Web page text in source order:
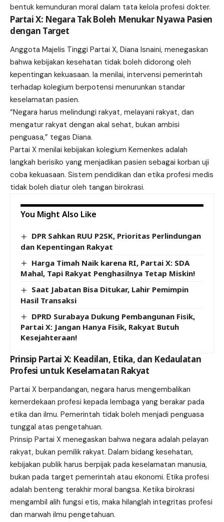
bentuk kemunduran moral dalam tata kelola profesi dokter.
Partai X: Negara Tak Boleh Menukar Nyawa Pasien
dengan Target
Anggota Majelis Tinggi Partai X, Diana Isnaini, menegaskan
bahwa kebijakan kesehatan tidak boleh didorong oleh
kepentingan kekuasaan. Ia menilai, intervensi pemerintah
terhadap kolegium berpotensi menurunkan standar
keselamatan pasien.
“Negara harus melindungi rakyat, melayani rakyat, dan
mengatur rakyat dengan akal sehat, bukan ambisi
penguasa,” tegas Diana.
Partai X menilai kebijakan kolegium Kemenkes adalah
langkah berisiko yang menjadikan pasien sebagai korban uji
coba kekuasaan. Sistem pendidikan dan etika profesi medis
tidak boleh diatur oleh tangan birokrasi.
You Might Also Like
DPR Sahkan RUU P2SK, Prioritas Perlindungan
dan Kepentingan Rakyat
Harga Timah Naik karena RI, Partai X: SDA
Mahal, Tapi Rakyat Penghasilnya Tetap Miskin!
Saat Jabatan Bisa Ditukar, Lahir Pemimpin
Hasil Transaksi
DPRD Surabaya Dukung Pembangunan Fisik,
Partai X: Jangan Hanya Fisik, Rakyat Butuh
Kesejahteraan!
Prinsip Partai X: Keadilan, Etika, dan Kedaulatan
Profesi untuk Keselamatan Rakyat
Partai X berpandangan, negara harus mengembalikan
kemerdekaan profesi kepada lembaga yang berakar pada
etika dan ilmu. Pemerintah tidak boleh menjadi penguasa
tunggal atas pengetahuan.
Prinsip Partai X menegaskan bahwa negara adalah pelayan
rakyat, bukan pemilik rakyat. Dalam bidang kesehatan,
kebijakan publik harus berpijak pada keselamatan manusia,
bukan pada target pemerintah atau ekonomi. Etika profesi
adalah benteng terakhir moral bangsa. Ketika birokrasi
mengambil alih fungsi etis, maka hilanglah integritas profesi
dan marwah ilmu pengetahuan.